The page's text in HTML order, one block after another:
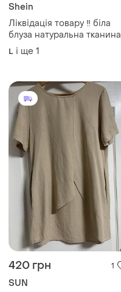
Shein
Ліквідація товару ‼️ біла
блуза натуральна тканина
L і ще 1
420 грн 1
SUN